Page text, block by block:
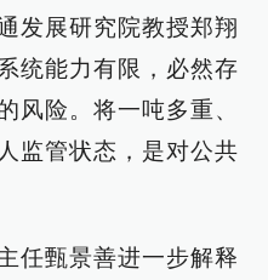
发展研究院教授郑翔
统能力有限，必然存
风险。将一吨多重、
监管状态，是对公共
任甄景善进一步解释